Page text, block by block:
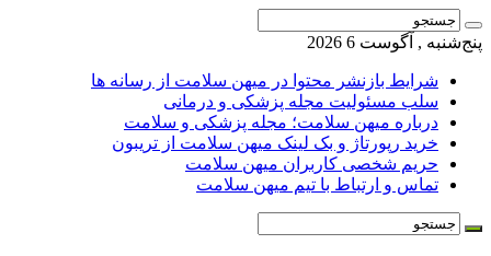
پنج‌شنبه , آگوست 6 2026
شرایط بازنشر محتوا در میهن سلامت از رسانه ها
سلب مسئولیت مجله پزشکی و درمانی
درباره میهن سلامت؛ مجله پزشکی و سلامت
خرید رپورتاژ و بک لینک میهن سلامت از تریبون
حریم شخصی کاربران میهن سلامت
تماس و ارتباط با تیم میهن سلامت